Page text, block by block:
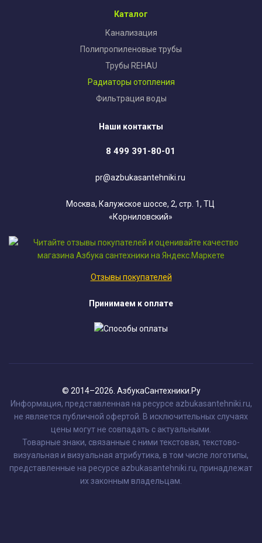
Каталог
Канализация
Полипропиленовые трубы
Трубы REHAU
Радиаторы отопления
Фильтрация воды
Наши контакты
8 499 391-80-01
pr@azbukasantehniki.ru
Москва, Калужское шоссе, 2, стр. 1, ТЦ
«Корниловский»
Отзывы покупателей
Принимаем к оплате
© 2014–2026. АзбукаСантехники.Ру
Информация, представленная на ресурсе azbukasantehniki.ru,
не является публичной офертой. В исключительных случаях
цены могут не совпадать с актуальными.
Товарные знаки, связанные с ними текстовая, текстово-
визуальная и визуальная атрибутика, в том числе логотипы,
представленные на ресурсе azbukasantehniki.ru, принадлежат
их законным владельцам.